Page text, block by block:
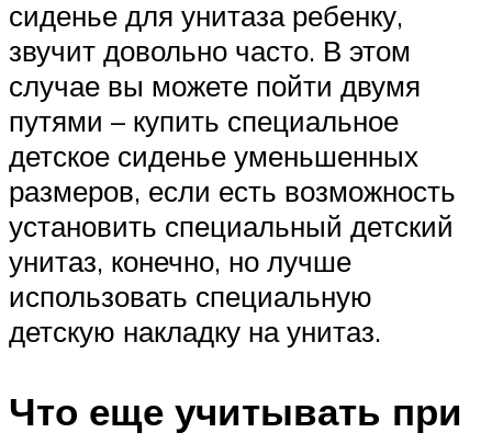
сиденье для унитаза ребенку,
звучит довольно часто. В этом
случае вы можете пойти двумя
путями – купить специальное
детское сиденье уменьшенных
размеров, если есть возможность
установить специальный детский
унитаз, конечно, но лучше
использовать специальную
детскую накладку на унитаз.
Что еще учитывать при